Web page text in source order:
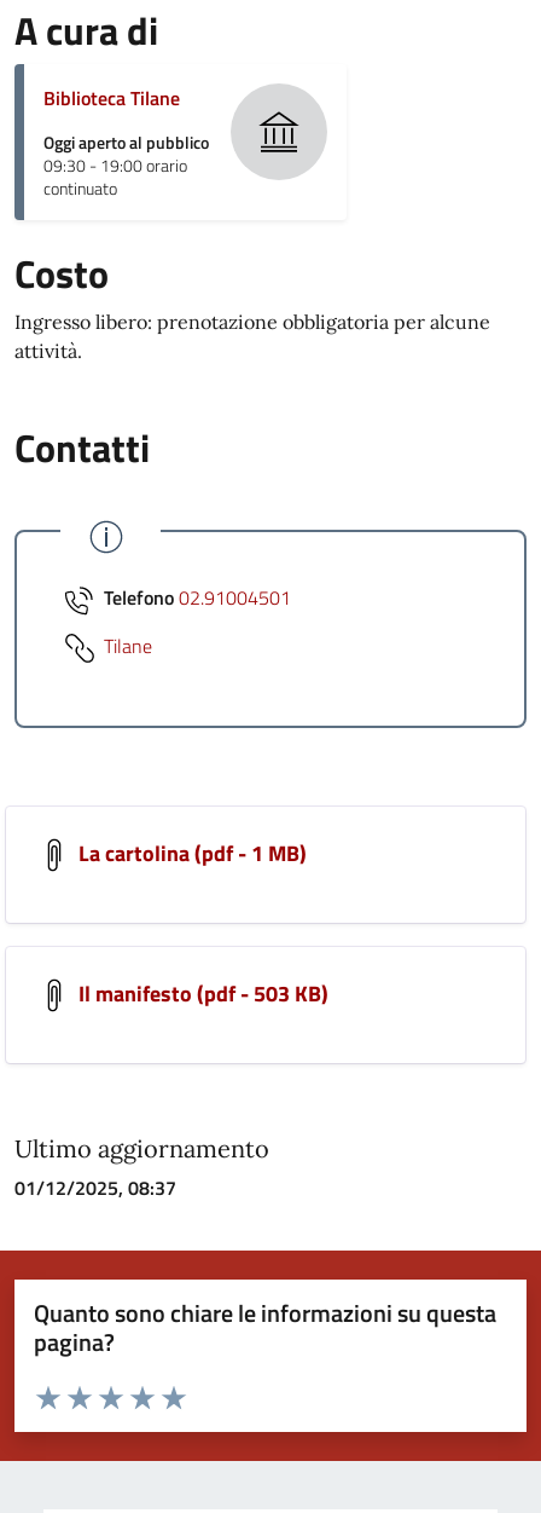
A cura di
Biblioteca Tilane
Oggi aperto al pubblico
09:30 - 19:00 orario
continuato
Costo
Ingresso libero: prenotazione obbligatoria per alcune
attività.
Contatti
Telefono02.91004501
Tilane
La cartolina (pdf - 1 MB)
Il manifesto (pdf - 503 KB)
Ultimo aggiornamento
01/12/2025, 08:37
Quanto sono chiare le informazioni su questa
pagina?
Valuta da 1 a 5 stelle la pagina
Valuta 5 stelle su 5
Valuta 4 stelle su 5
Valuta 3 stelle su 5
Valuta 2 stelle su 5
Valuta 1 stelle su 5